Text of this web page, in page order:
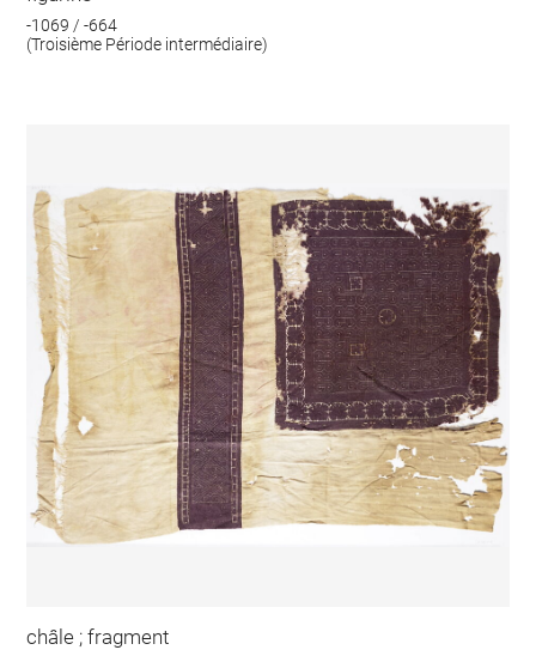
-1069 / -664
(Troisième Période intermédiaire)
châle ; fragment